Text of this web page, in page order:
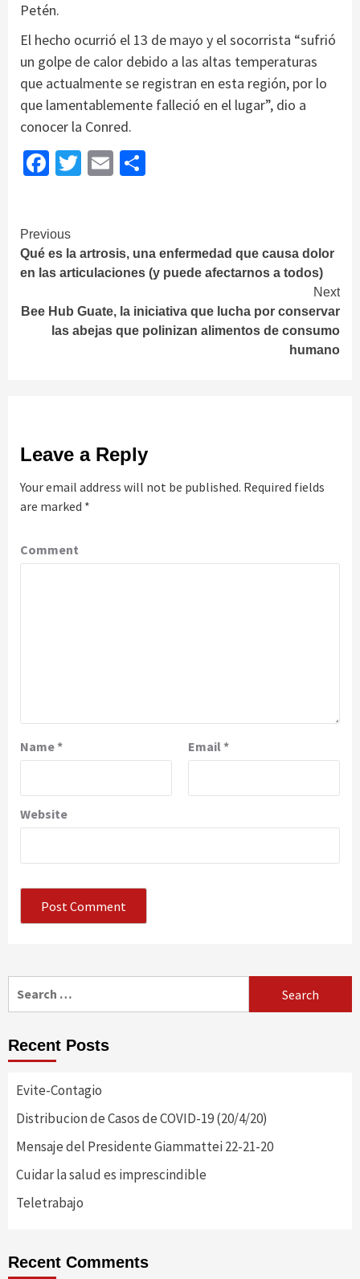
Petén.
El hecho ocurrió el 13 de mayo y el socorrista “sufrió
un golpe de calor debido a las altas temperaturas
que actualmente se registran en esta región, por lo
que lamentablemente falleció en el lugar”, dio a
conocer la Conred.
Facebook
Twitter
Email
Continue
Reading
Previous
Qué es la artrosis, una enfermedad que causa dolor
en las articulaciones (y puede afectarnos a todos)
Next
Bee Hub Guate, la iniciativa que lucha por conservar
las abejas que polinizan alimentos de consumo
humano
Leave a Reply
Your email address will not be published. Required fields
are marked *
Comment
Name* Email*
Website
Recent Posts
Evite-Contagio
Distribucion de Casos de COVID-19 (20/4/20)
Mensaje del Presidente Giammattei 22-21-20
Cuidar la salud es imprescindible
Teletrabajo
Recent Comments